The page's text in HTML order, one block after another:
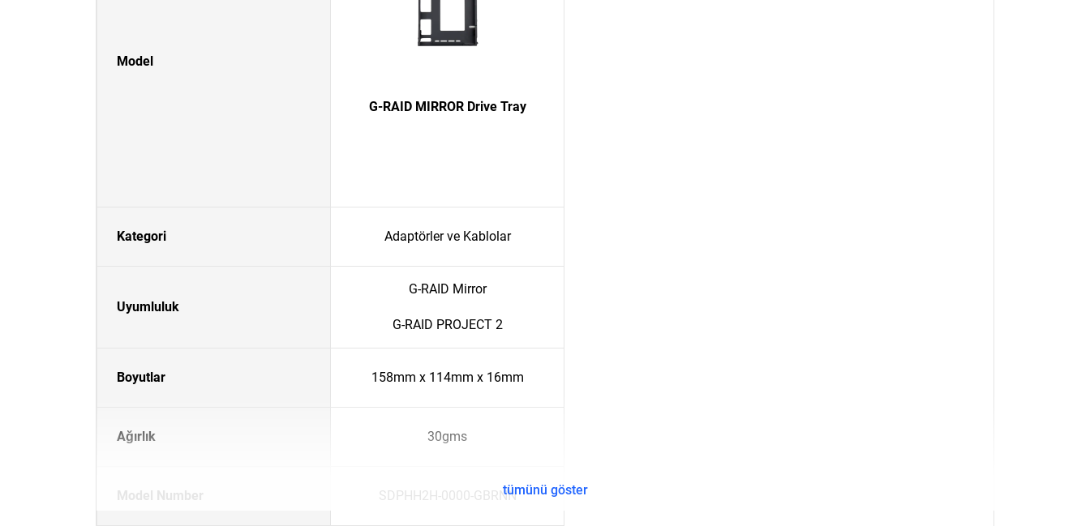
Model
G-RAID MIRROR Drive Tray
Kategori Adaptörler ve Kablolar
Uyumluluk
G-RAID Mirror
G-RAID PROJECT 2
Boyutlar 158mm x 114mm x 16mm
Ağırlık 30gms
Model Number SDPHH2H-0000-GBRNNtümünü göster